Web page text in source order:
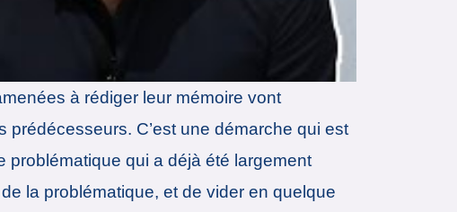
à rédiger leur mémoire vont
prédécesseurs. C’est une démarche qui est
problématique qui a déjà été largement
la problématique, et de vider en quelque